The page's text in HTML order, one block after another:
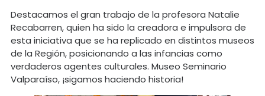
Destacamos el gran trabajo de la profesora Natalie
Recabarren, quien ha sido la creadora e impulsora de
esta iniciativa que se ha replicado en distintos museos
de la Región, posicionando a las infancias como
verdaderos agentes culturales. Museo Seminario
Valparaíso, ¡sigamos haciendo historia!